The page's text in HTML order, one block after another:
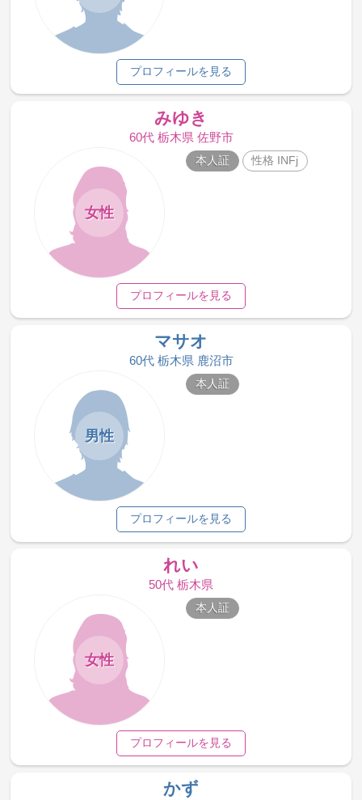
プロフィールを見る
みゆき
60代 栃木県 佐野市
女性
本人証 性格 INFj
プロフィールを見る
マサオ
60代 栃木県 鹿沼市
男性
本人証
プロフィールを見る
れい
50代 栃木県
女性
本人証
プロフィールを見る
かず